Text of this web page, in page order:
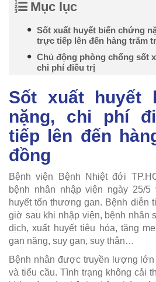
Mục lục
Sốt xuất huyết biến chứng
trực tiếp lên đến hàng trăm
Chủ động phòng chống sốt
chi phí điều trị
Sốt xuất huyết
nặng, chi phí
tiếp lên đến
đồng
Bệnh viện Bệnh Nhiệt đới
bệnh nhân nhập viện ngày 25/
huyết tổn thương gan. Bệnh diễn
giờ sau khi nhập viện, bệnh nhân
dịch, xuất huyết tiêu hóa, tăng
gan nặng, suy gan, suy thận…
Bệnh nhân được truyền lượng
và tiểu cầu. Tình trạng không cải